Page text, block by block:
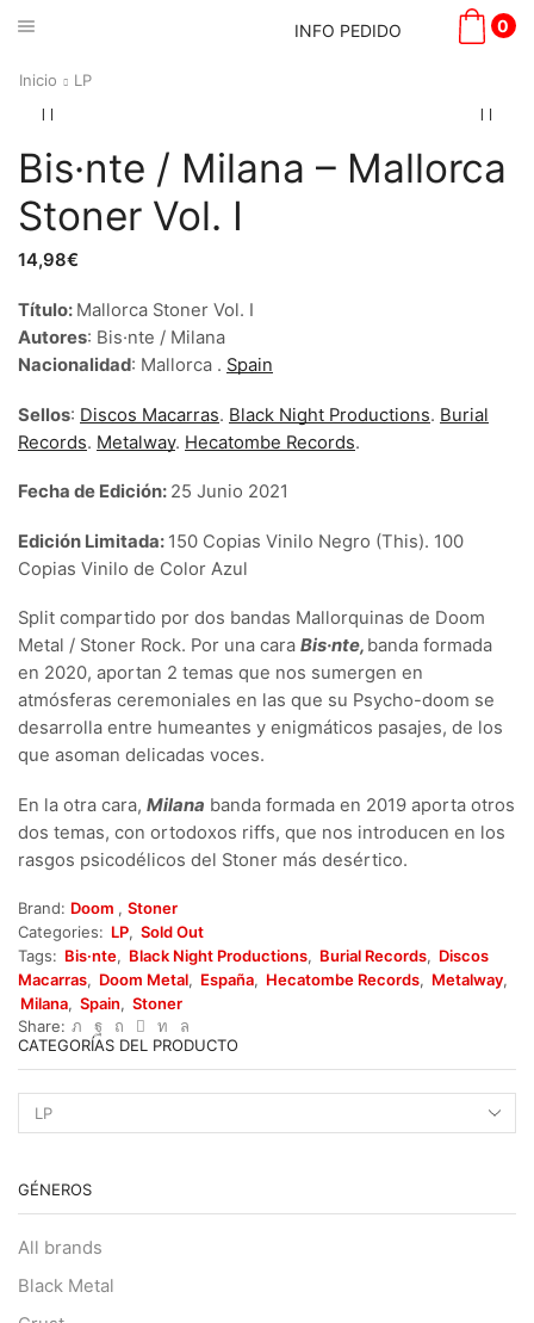
INFO PEDIDO 0
Inicio LP
Bis·nte / Milana – Mallorca
Stoner Vol. I
14,98€
Título: Mallorca Stoner Vol. I
Autores: Bis·nte / Milana
Nacionalidad: Mallorca . Spain
Sellos: Discos Macarras. Black Night Productions. Burial
Records. Metalway. Hecatombe Records.
Fecha de Edición: 25 Junio 2021
Edición Limitada: 150 Copias Vinilo Negro (This). 100
Copias Vinilo de Color Azul
Split compartido por dos bandas Mallorquinas de Doom
Metal / Stoner Rock. Por una cara Bis·nte, banda formada
en 2020, aportan 2 temas que nos sumergen en
atmósferas ceremoniales en las que su Psycho-doom se
desarrolla entre humeantes y enigmáticos pasajes, de los
que asoman delicadas voces.
En la otra cara, Milana banda formada en 2019 aporta otros
dos temas, con ortodoxos riffs, que nos introducen en los
rasgos psicodélicos del Stoner más desértico.
Brand: Doom , Stoner
Categories: LP, Sold Out
Tags: Bis·nte, Black Night Productions, Burial Records, Discos
Macarras, Doom Metal, España, Hecatombe Records, Metalway,
Milana, Spain, Stoner
Share:
CATEGORÍAS DEL PRODUCTO
GÉNEROS
All brands
Black Metal